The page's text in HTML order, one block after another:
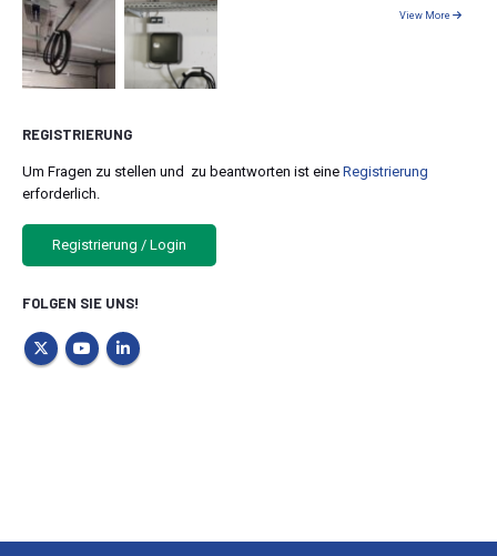
View More
REGISTRIERUNG
Um Fragen zu stellen und zu beantworten ist eine Registrierung
erforderlich.
Registrierung / Login
FOLGEN SIE UNS!